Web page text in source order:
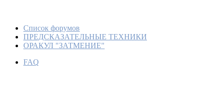
Список форумов
ПРЕДСКАЗАТЕЛЬНЫЕ ТЕХНИКИ
ОРАКУЛ "ЗАТМЕНИЕ"
FAQ